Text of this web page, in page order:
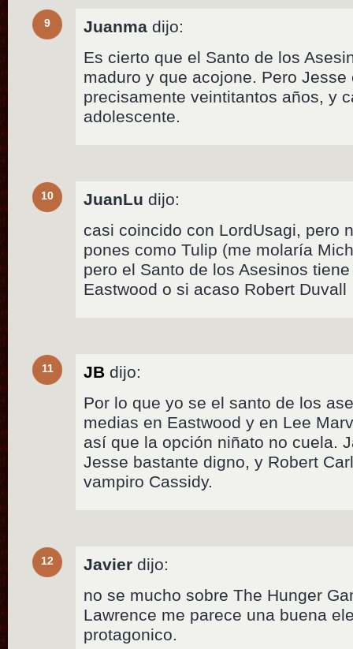
9 Juanma dijo:
Es cierto que el Santo de los
maduro y que acojone. Pero
precisamente veintitantos años, y
adolescente.
10 JuanLu dijo:
casi coincido con LordUsagi, pero
pones como Tulip (me molaría
pero el Santo de los Asesinos
Eastwood o si acaso Robert Duvall
11 JB dijo:
Por lo que yo se el santo de los
medias en Eastwood y en Lee
así que la opción niñato no cuela.
Jesse bastante digno, y Robert
vampiro Cassidy.
12 Javier dijo:
no se mucho sobre The Hunger
Lawrence me parece una buena
protagonico.